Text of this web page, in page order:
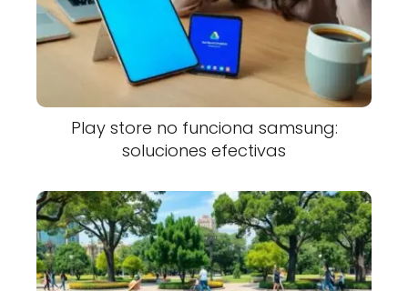
Play store no funciona samsung:
soluciones efectivas